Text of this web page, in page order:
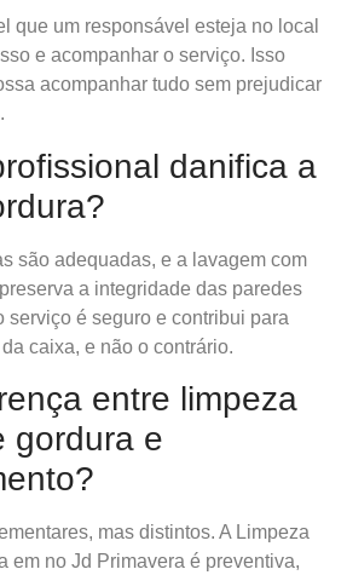
que um responsável esteja no local
e acompanhar o serviço. Isso
acompanhar tudo sem prejudicar
danifica a
são adequadas, e a lavagem com
a integridade das paredes
serviço é seguro e contribui para
caixa, e não o contrário.
entre limpeza
gordura e
mas distintos. A Limpeza
em no Jd Primavera é preventiva,